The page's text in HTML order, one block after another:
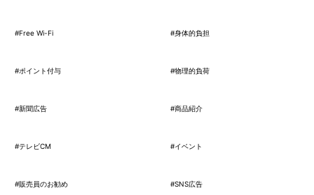
#Free Wi-Fi #身体的負担
#ポイント付与 #物理的負荷
#新聞広告 #商品紹介
#テレビCM #イベント
#販売員のお勧め #SNS広告